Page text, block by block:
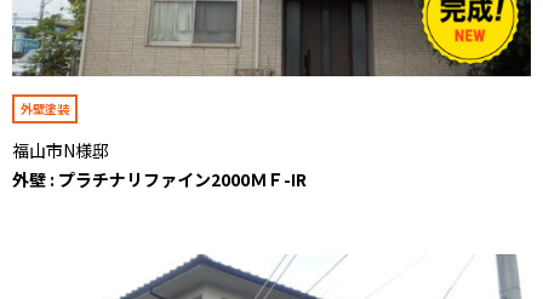
外壁塗装
福山市N様邸
外壁 : プラチナリファイン2000ＭＦ-IR